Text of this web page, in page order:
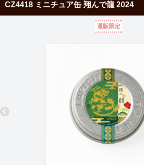
CZ4418 ミニチュア缶 翔んで龍 2024
通販限定